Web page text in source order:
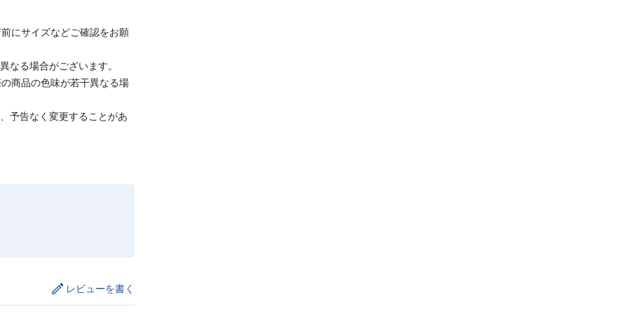
にサイズなどご確認をお願
る場合がございます。
商品の色味が若干異なる場
予告なく変更することがあ
レビューを書く